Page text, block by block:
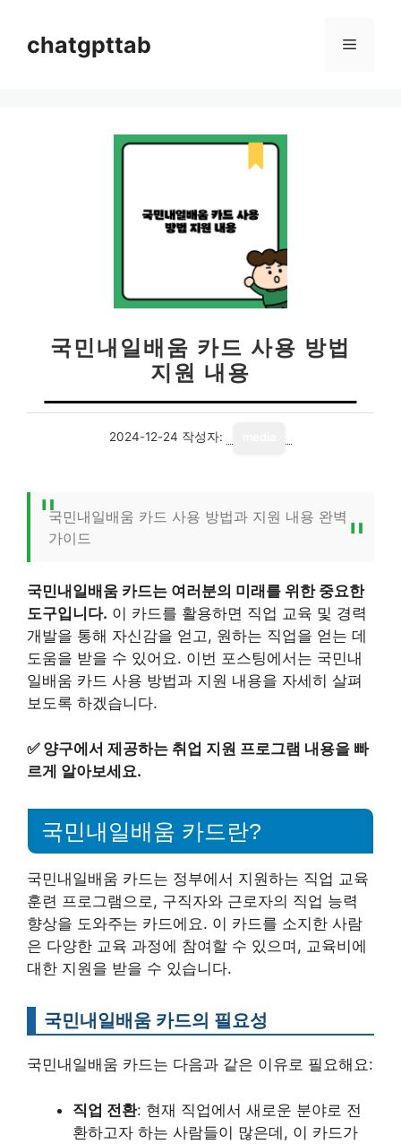
chatgpttab 메
국민내일배움 카드 사용 방법
지원 내용
2024-12-24 작성자:
국민내일배움 카드 사용 방법과 지원 내용 완벽
가이드
국민내일배움 카드는 여러분의 미래를 위한 중요한
도구입니다. 이 카드를 활용하면 직업 교육 및 경력
개발을 통해 자신감을 얻고, 원하는 직업을 얻는 데
도움을 받을 수 있어요. 이번 포스팅에서는 국민내
일배움 카드 사용 방법과 지원 내용을 자세히 살펴
보도록 하겠습니다.
✅ 양구에서 제공하는 취업 지원 프로그램 내용을 빠
르게 알아보세요.
국민내일배움 카드란?
국민내일배움 카드는 정부에서 지원하는 직업 교육
훈련 프로그램으로, 구직자와 근로자의 직업 능력
향상을 도와주는 카드에요. 이 카드를 소지한 사람
은 다양한 교육 과정에 참여할 수 있으며, 교육비에
대한 지원을 받을 수 있습니다.
국민내일배움 카드의 필요성
국민내일배움 카드는 다음과 같은 이유로 필요해요:
직업 전환: 현재 직업에서 새로운 분야로 전
환하고자 하는 사람들이 많은데, 이 카드가